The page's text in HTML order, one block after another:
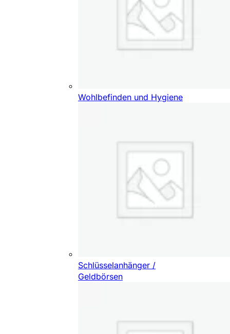
Wohlbefinden und Hygiene
Schlüsselanhänger /
Geldbörsen